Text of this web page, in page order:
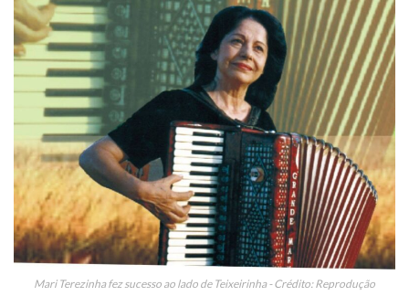
Mari Terezinha fez sucesso ao lado de Teixeirinha - Crédito: Reprodução